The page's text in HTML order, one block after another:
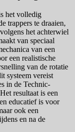
het volledig
trappers te draaien,
het achterwiel
van speciaal
van een
een realistische
van de rotatie
systeem vereist
in de Technic-
resultaat is een
educatief is voor
ook een
en na de